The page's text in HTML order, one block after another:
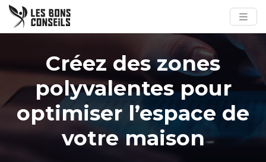
Créez des zones
polyvalentes pour
optimiser l’espace de
votre maison